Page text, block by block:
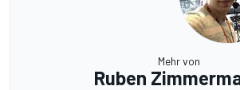
Mehr von
Ruben